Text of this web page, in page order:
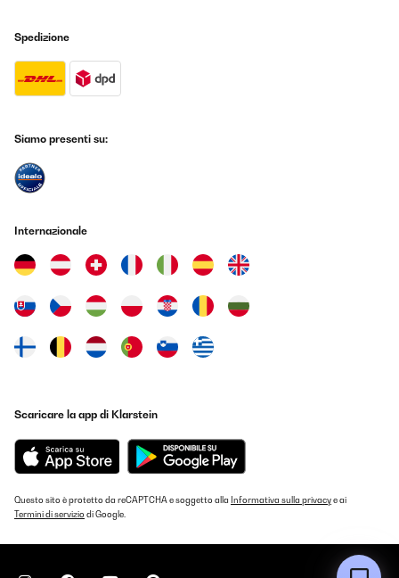
Spedizione
Siamo presenti su:
Internazionale
Scaricare la app di Klarstein
Questo sito è protetto da reCAPTCHA e soggetto alla Informativa sulla privacye ai
Termini di serviziodi Google.